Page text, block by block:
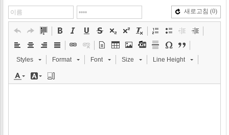
새로고침 (0)
Styles Format Font Size Line Height